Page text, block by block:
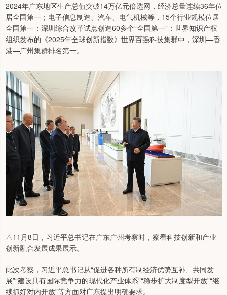
2024年广东地区生产总值突破14万亿元倍选网，经济总量连续36年位
居全国第一；电子信息制造、汽车、电气机械等，15个行业规模位居
全国第一；深圳综合改革试点创造60多个“全国第一”；世界知识产权
组织发布的《2025年全球创新指数》世界百强科技集群中，深圳—香
港—广州集群排名第一。
△11月8日，习近平总书记在广东广州考察时，察看科技创新和产业
创新融合发展成果展示。
此次考察，习近平总书记从“促进各种所有制经济优势互补、共同发
展”“建设具有国际竞争力的现代化产业体系”“稳步扩大制度型开放”“继
续抓好对内开放”等方面对广东提出明确要求。